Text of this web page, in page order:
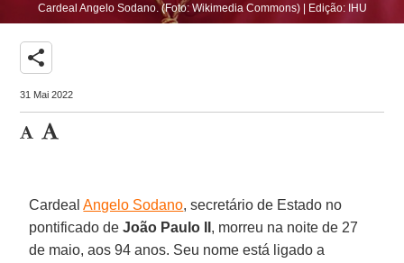
Cardeal Angelo Sodano. (Foto: Wikimedia Commons) | Edição: IHU
share
31 Mai 2022
CardealAngelo Sodano, secretário de Estado no
pontificado deJoão Paulo II , morreu na noite de 27
de maio, aos 94 anos. Seu nome está ligado a